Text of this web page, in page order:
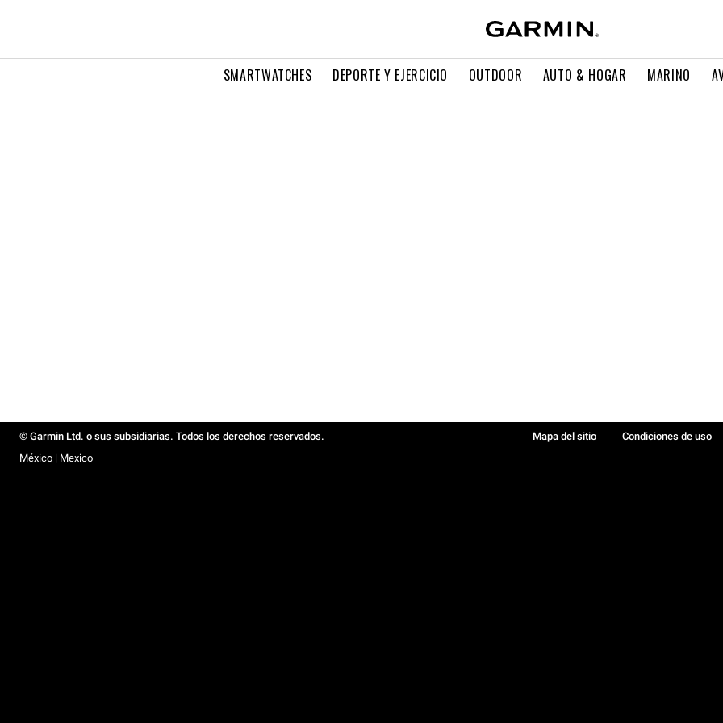
SMARTWATCHES DEPORTE Y EJERCICIO OUTDOOR AUTO & HOGAR MARINO
© Garmin Ltd. o sus subsidiarias. Todos los derechos reservados. Mapa del sitio Condiciones de uso
México | Mexico